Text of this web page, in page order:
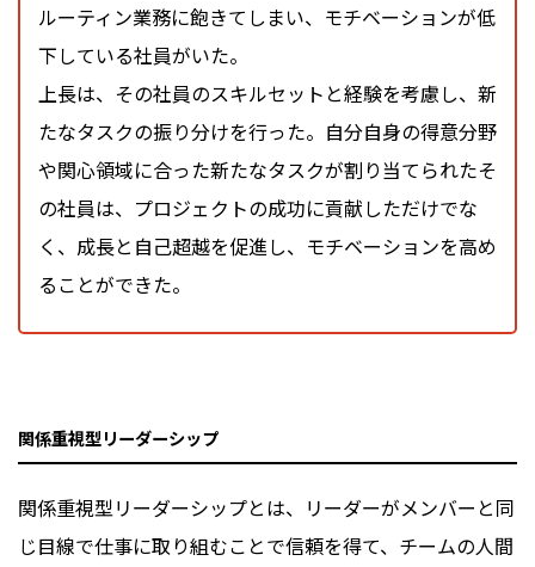
ルーティン業務に飽きてしまい、モチベーションが低
下している社員がいた。
上長は、その社員のスキルセットと経験を考慮し、新
たなタスクの振り分けを行った。自分自身の得意分野
や関心領域に合った新たなタスクが割り当てられたそ
の社員は、プロジェクトの成功に貢献しただけでな
く、成長と自己超越を促進し、モチベーションを高め
ることができた。
関係重視型リーダーシップ
関係重視型リーダーシップとは、リーダーがメンバーと同
じ目線で仕事に取り組むことで信頼を得て、チームの人間